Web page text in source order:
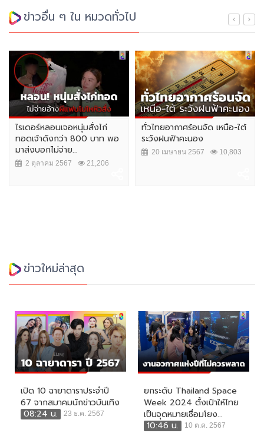
ข่าวอื่น ๆ ใน หมวดทั่วไป
ไรเดอร์หลอนเจอหนุ่มสั่งไก่
ทอดเจ้าดังกว่า 800 บาท พอ
มาส่งบอกไม่จ่าย...
2 ตุลาคม 2567 21,206
ทั่วไทยอากาศร้อนจัด เหนือ-ใต้
ระวังฝนฟ้าคะนอง
20 เมษายน 2567 10,803
ข่าวใหม่ล่าสุด
เปิด 10 ฉายาดาราประจำปี
67 จากสมาคมนักข่าวบันเทิง
08:24 น.
23 ธ.ค. 2567
ยกระดับ Thailand Space
Week 2024 ตั้งเป้าให้ไทย
เป็นจุดหมายเชื่อมโยง...
10:46 น.
10 ต.ค. 2567